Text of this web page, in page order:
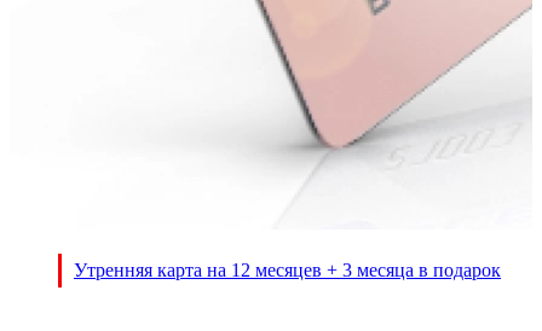
Утренняя карта на 12 месяцев + 3 месяца в подарок